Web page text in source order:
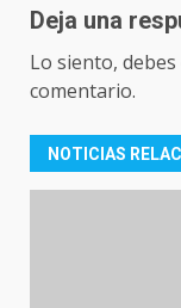
Deja una
Lo siento,
comentario.
NOTICIAS